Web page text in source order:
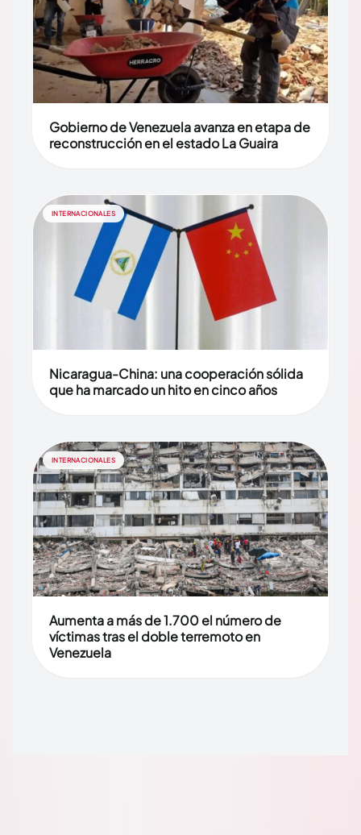
Gobierno de Venezuela avanza en etapa de
reconstrucción en el estado La Guaira
INTERNACIONALES
Nicaragua-China: una cooperación sólida
que ha marcado un hito en cinco años
INTERNACIONALES
Aumenta a más de 1.700 el número de
víctimas tras el doble terremoto en
Venezuela